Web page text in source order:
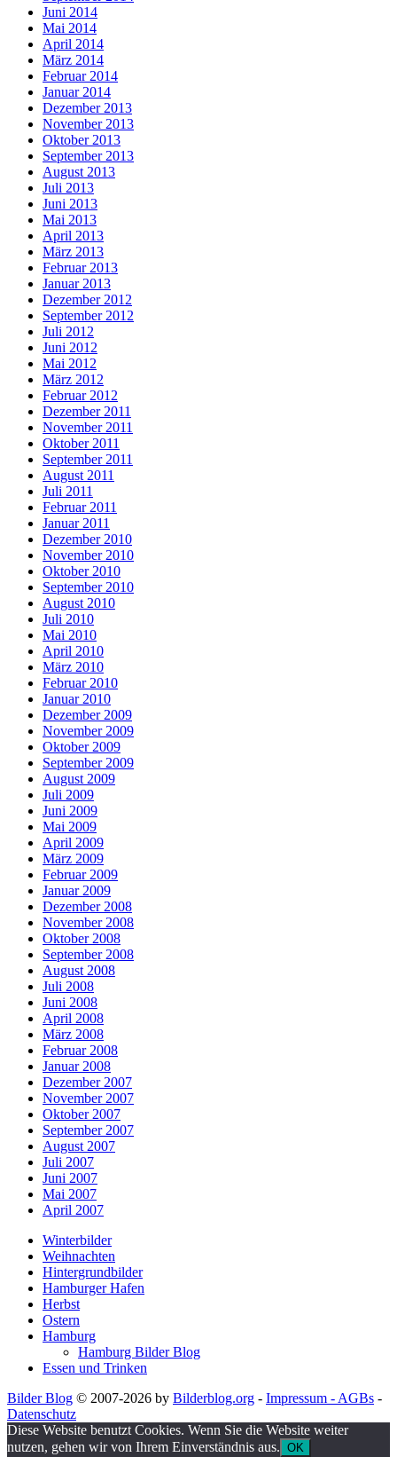
Juni 2014
Mai 2014
April 2014
März 2014
Februar 2014
Januar 2014
Dezember 2013
November 2013
Oktober 2013
September 2013
August 2013
Juli 2013
Juni 2013
Mai 2013
April 2013
März 2013
Februar 2013
Januar 2013
Dezember 2012
September 2012
Juli 2012
Juni 2012
Mai 2012
März 2012
Februar 2012
Dezember 2011
November 2011
Oktober 2011
September 2011
August 2011
Juli 2011
Februar 2011
Januar 2011
Dezember 2010
November 2010
Oktober 2010
September 2010
August 2010
Juli 2010
Mai 2010
April 2010
März 2010
Februar 2010
Januar 2010
Dezember 2009
November 2009
Oktober 2009
September 2009
August 2009
Juli 2009
Juni 2009
Mai 2009
April 2009
März 2009
Februar 2009
Januar 2009
Dezember 2008
November 2008
Oktober 2008
September 2008
August 2008
Juli 2008
Juni 2008
April 2008
März 2008
Februar 2008
Januar 2008
Dezember 2007
November 2007
Oktober 2007
September 2007
August 2007
Juli 2007
Juni 2007
Mai 2007
April 2007
Winterbilder
Weihnachten
Hintergrundbilder
Hamburger Hafen
Herbst
Ostern
Hamburg
Hamburg Bilder Blog
Essen und Trinken
Bilder Blog © 2007-2026 by Bilderblog.org - Impressum - AGBs -
Datenschutz
Diese Website benutzt Cookies. Wenn Sie die Website weiter
nutzen, gehen wir von Ihrem Einverständnis aus. OK